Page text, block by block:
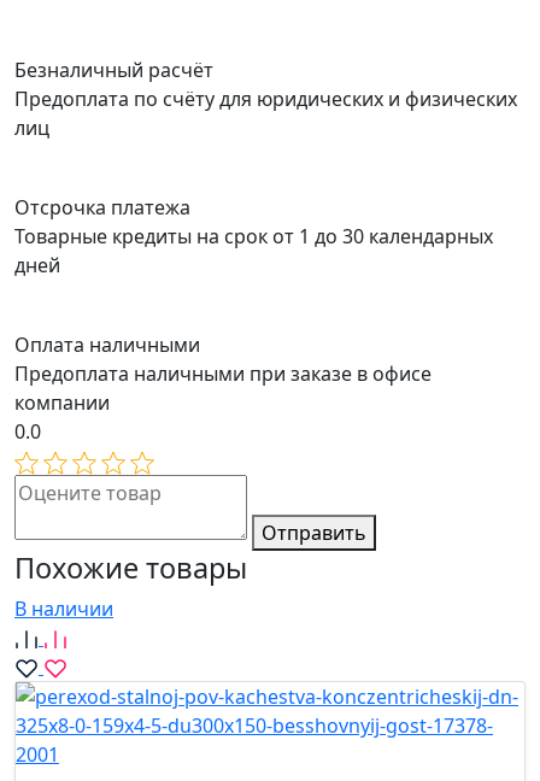
Безналичный расчёт
Предоплата по счёту для юридических и физических
лиц
Отсрочка платежа
Товарные кредиты на срок от 1 до 30 календарных
дней
Оплата наличными
Предоплата наличными при заказе в офисе
компании
0.0
Отправить
Похожие товары
В наличии